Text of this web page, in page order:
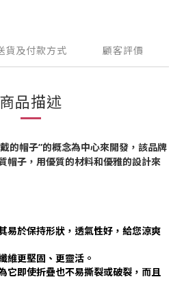
貨及付款方式 顧客評價
商品描述
的帽子”的概念為中心來開發，該品牌
帽子，用優質的材料和優雅的設計來
易於保持形狀，透氣性好，給您涼爽
維更堅固、更靈活。
它即使折疊也不易撕裂或破裂，而且